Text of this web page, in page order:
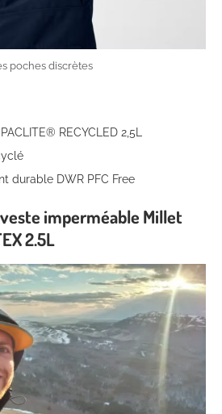
poches discrètes
RECYCLED 2,5L
durable DWR PFC Free
imperméable Millet
2.5L